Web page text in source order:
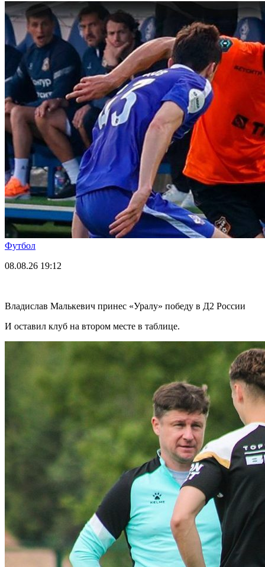
Футбол
08.08.26 19:12
Владислав Малькевич принес «Уралу» победу в Д2 России
И оставил клуб на втором месте в таблице.